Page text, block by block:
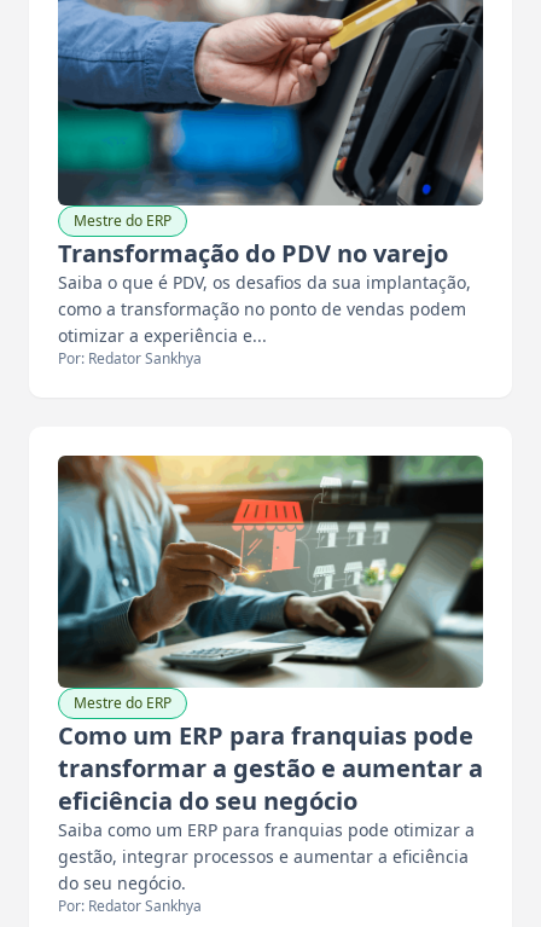
Mestre do ERP
Transformação do PDV no varejo
Saiba o que é PDV, os desafios da sua implantação,
como a transformação no ponto de vendas podem
otimizar a experiência e...
Por: Redator Sankhya
Mestre do ERP
Como um ERP para franquias pode
transformar a gestão e aumentar a
eficiência do seu negócio
Saiba como um ERP para franquias pode otimizar a
gestão, integrar processos e aumentar a eficiência
do seu negócio.
Por: Redator Sankhya